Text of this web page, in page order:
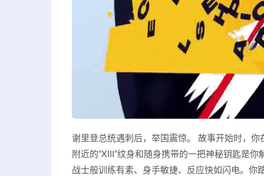
谢里登总统遇刺后，举国震惊。 故事开始时，
附近的“XIII”纹身和随身携带的一把神秘钥匙是
战士般训练有素、身手敏捷、反应快如闪电。你